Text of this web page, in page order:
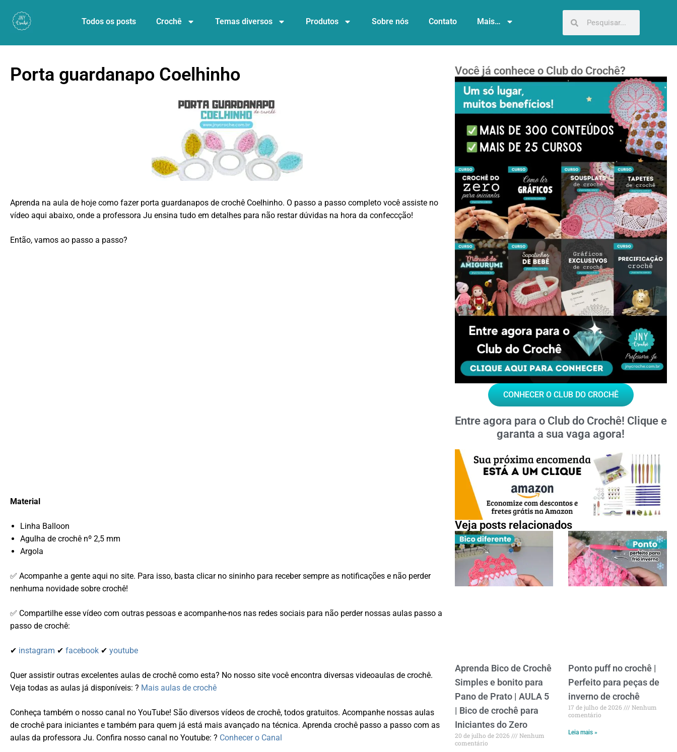
Todos os posts Crochê Temas diversos Produtos Sobre nós Contato Mais…
Você já conhece o Club do Crochê?
CONHECER O CLUB DO CROCHÊ
Entre agora para o Club do Crochê! Clique e
garanta a sua vaga agora!
Veja posts relacionados
Aprenda Bico de Crochê
Simples e bonito para
Pano de Prato | AULA 5
| Bico de crochê para
Iniciantes do Zero
20 de julho de 2026
Nenhum
comentário
Ponto puff no crochê |
Perfeito para peças de
inverno de crochê
17 de julho de 2026
Nenhum
comentário
Leia mais »
Porta guardanapo Coelhinho
Aprenda na aula de hoje como fazer porta guardanapos de crochê Coelhinho. O passo a passo completo você assiste no
vídeo aqui abaixo, onde a professora Ju ensina tudo em detalhes para não restar dúvidas na hora da confeccção!
Então, vamos ao passo a passo?
Material
Linha Balloon
Agulha de crochê nº 2,5 mm
Argola
✅ Acompanhe a gente aqui no site. Para isso, basta clicar no sininho para receber sempre as notificações e não perder
nenhuma novidade sobre crochê!
✅ Compartilhe esse vídeo com outras pessoas e acompanhe-nos nas redes sociais para não perder nossas aulas passo a
passo de crochê:
✔ instagram ✔facebook ✔youtube
Quer assistir outras excelentes aulas de crochê como esta? No nosso site você encontra diversas videoaulas de crochê.
Veja todas as aulas já disponíveis: ? Mais aulas de crochê
Conheça também o nosso canal no YouTube! São diversos vídeos de crochê, todos gratuitos. Acompanhe nossas aulas
de crochê para iniciantes e também para quem já está mais avançado na técnica. Aprenda crochê passo a passo com as
aulas da professora Ju. Confira nosso canal no Youtube: ? Conhecer o Canal